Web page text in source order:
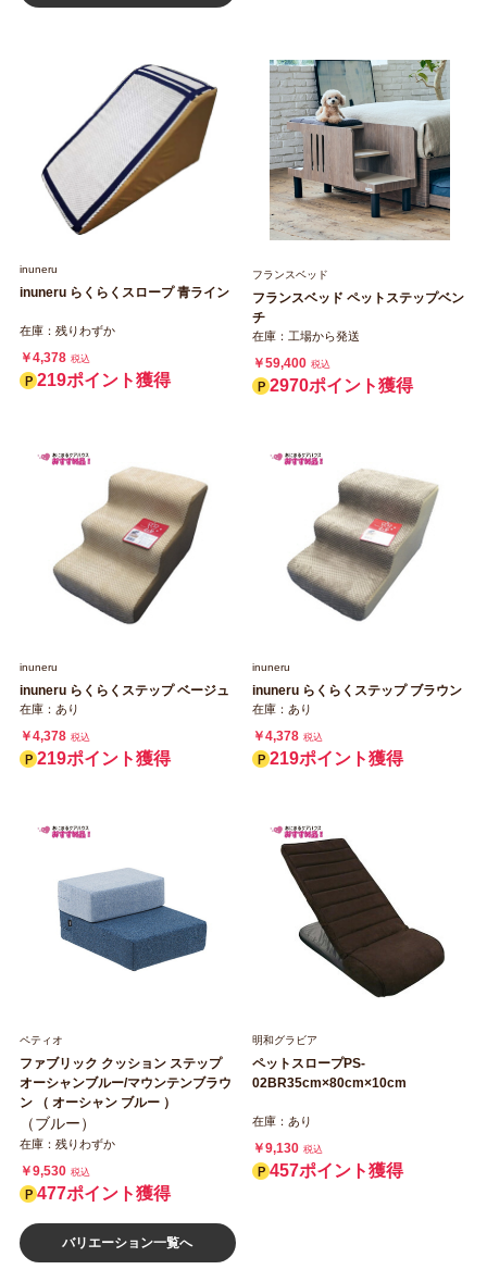
inuneru
inuneru らくらくスロープ 青ライン
在庫：残りわずか
￥4,378 税込
219ポイント獲得
フランスベッド
フランスベッド ペットステップベン
チ
在庫：工場から発送
￥59,400 税込
2970ポイント獲得
inuneru
inuneru らくらくステップ ベージュ
在庫：あり
￥4,378 税込
219ポイント獲得
inuneru
inuneru らくらくステップ ブラウン
在庫：あり
￥4,378 税込
219ポイント獲得
ペティオ
ファブリック クッション ステップ
オーシャンブルー/マウンテンブラウ
ン （ オーシャン ブルー ）
（ブルー）
在庫：残りわずか
￥9,530 税込
477ポイント獲得
バリエーション一覧へ
明和グラビア
ペットスロープPS‐
02BR35cm×80cm×10cm
在庫：あり
￥9,130 税込
457ポイント獲得